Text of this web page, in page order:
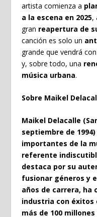
artista comienza a
a la escena en 2025,
gran reapertura de
canción es solo un
grande que vendrá
y, sobre todo, una
música urbana.
Sobre Maikel
Maikel Delacalle
septiembre de
importantes de la
referente
destaca por su
fusionar géneros y
años de carrera, ha
industria con éxitos
más de 100